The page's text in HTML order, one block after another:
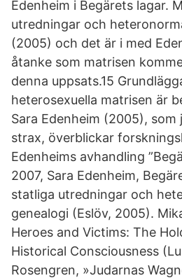
Edenheim i Begärets lagar.
utredningar och
(2005) och det är i med
åtanke som matrisen
denna uppsats.15
heterosexuella matrisen är
Sara Edenheim (2005),
strax, överblickar
Edenheims avhandling
2007, Sara Edenheim,
statliga utredningar och
genealogi (Eslöv, 2005).
Heroes and Victims: The
Historical Consciousness
Rosengren, »Judarnas